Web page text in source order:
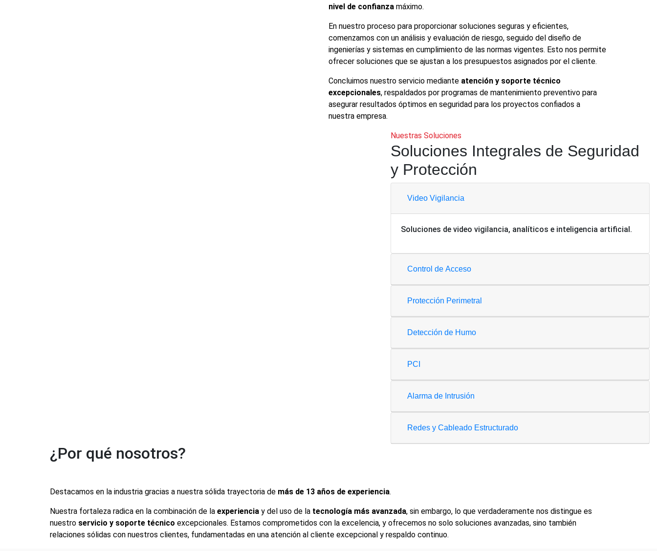
nivel de confianza máximo.
En nuestro proceso para proporcionar soluciones seguras y eficientes,
comenzamos con un análisis y evaluación de riesgo, seguido del diseño de
ingenierías y sistemas en cumplimiento de las normas vigentes. Esto nos permite
ofrecer soluciones que se ajustan a los presupuestos asignados por el cliente.
Concluimos nuestro servicio mediante atención y soporte técnico
excepcionales, respaldados por programas de mantenimiento preventivo para
asegurar resultados óptimos en seguridad para los proyectos confiados a
nuestra empresa.
Nuestras Soluciones
Soluciones Integrales de Seguridad
y Protección
Video Vigilancia
Soluciones de video vigilancia, analíticos e inteligencia artificial.
Control de Acceso
Protección Perimetral
Detección de Humo
PCI
Alarma de Intrusión
Redes y Cableado Estructurado
¿Por qué nosotros?
Destacamos en la industria gracias a nuestra sólida trayectoria de más de 13 años de experiencia.
Nuestra fortaleza radica en la combinación de la experiencia y del uso de la tecnología más avanzada, sin embargo, lo que verdaderamente nos distingue es
nuestro servicio y soporte técnico excepcionales. Estamos comprometidos con la excelencia, y ofrecemos no solo soluciones avanzadas, sino también
relaciones sólidas con nuestros clientes, fundamentadas en una atención al cliente excepcional y respaldo continuo.